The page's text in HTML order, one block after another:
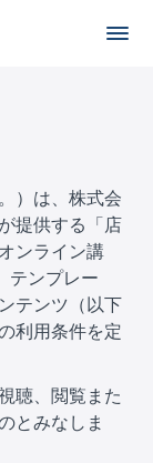
）は、株式会
提供する「店
ンライン講
テンプレー
テンツ（以下
利用条件を定
聴、閲覧また
とみなしま